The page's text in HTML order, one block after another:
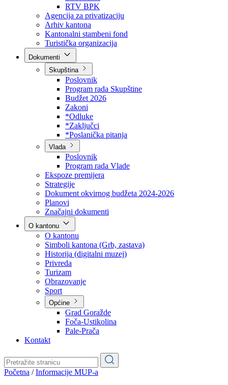
Direkcija za šumarstvo
Javna preduzeća
BPK šume
RTV BPK
Agencija za privatizaciju
Arhiv kantona
Kantonalni stambeni fond
Turistička organizacija
Skupština
Poslovnik
Program rada Skupštine
Budžet 2026
Zakoni
*Odluke
*Zaključci
*Poslanička pitanja
Vlada
Poslovnik
Program rada Vlade
Ekspoze premijera
Strategije
Dokument okvirnog budžeta 2024-2026
Planovi
Značajni dokumenti
O kantonu
O kantonu
Simboli kantona (Grb, zastava)
Historija (digitalni muzej)
Privreda
Turizam
Obrazovanje
Općine
Pale-Prača
Kontakt